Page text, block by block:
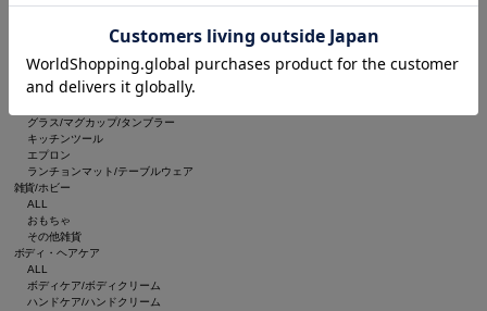
ルームフレグランス/お香
収納グッズ
食器/キッチン
ALL
グラス/マグカップ/タンブラー
キッチンツール
エプロン
ランチョンマット/テーブルウェア
雑貨/ホビー
ALL
おもちゃ
その他雑貨
ボディ・ヘアケア
ALL
ボディケア/ボディクリーム
ハンドケア/ハンドクリーム